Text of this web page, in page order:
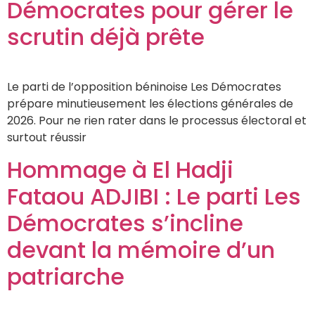
Démocrates pour gérer le
scrutin déjà prête
Le parti de l’opposition béninoise Les Démocrates
prépare minutieusement les élections générales de
2026. Pour ne rien rater dans le processus électoral et
surtout réussir
Hommage à El Hadji
Fataou ADJIBI : Le parti Les
Démocrates s’incline
devant la mémoire d’un
patriarche